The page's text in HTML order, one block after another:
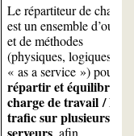
Le répartiteur de charges
est un ensemble d’outils
et de méthodes
(physiques, logiques, ou
« as a service ») pour
répartir et équilibrer la
charge de travail / le
trafic sur plusieurs
serveurs, afin